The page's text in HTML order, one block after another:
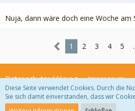
Nuja, dann wäre doch eine Woche am
1 2 3 4 5
Datenschutzerklärung Impressum
Community-Software:
Diese Seite verwendet Cookies. Durch die
Sie sich damit einverstanden, dass wir